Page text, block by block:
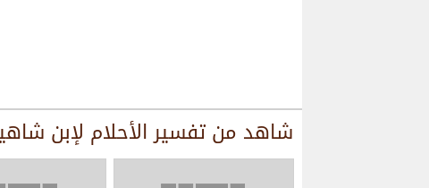
شاهد منتفسير الأحلام لإبن